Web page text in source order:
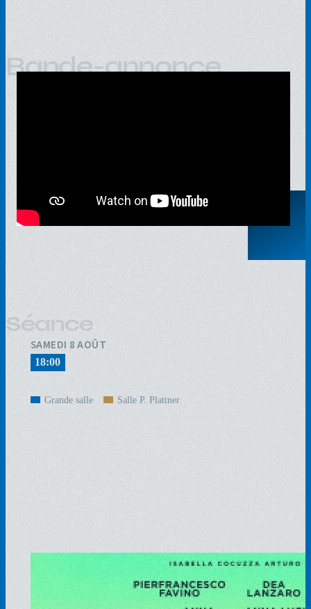
Bande-annonce
Séance
SAMEDI 8 AOÛT
18:00
Grande salle Salle P. Plattner